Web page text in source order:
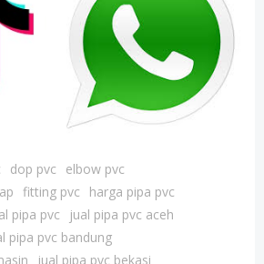
dop pvc
elbow pvc
fitting pvc
harga pipa pvc
pipa pvc
jual pipa pvc aceh
pipa pvc bandung
jual pipa pvc bekasi